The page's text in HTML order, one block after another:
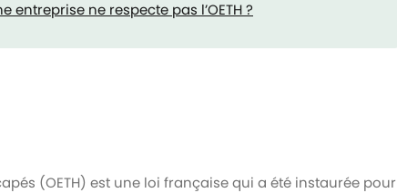
ne respecte pas l’OETH ?
(OETH) est une loi française qui a été instaurée pour